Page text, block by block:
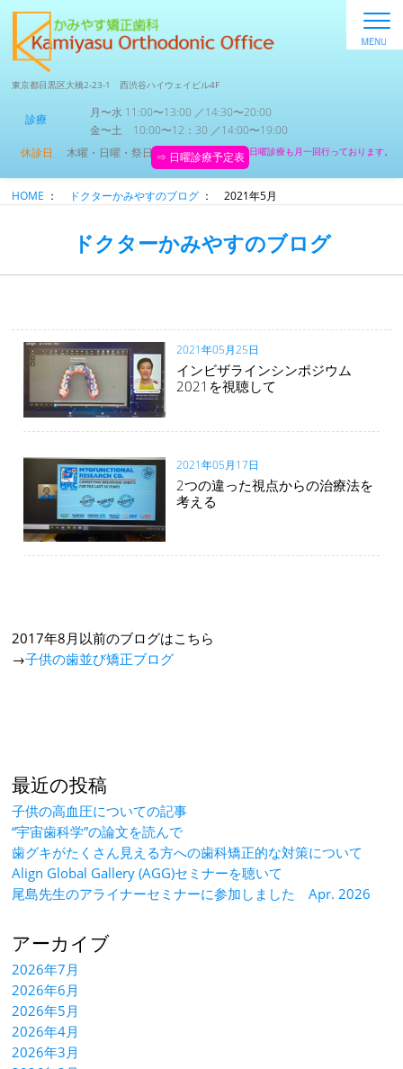
東京都目黒区大橋2-23-1 西渋谷ハイウェイビル4F
診療
月〜水 11:00〜13:00 ／14:30〜20:00
金〜土 10:00〜12：30 ／14:00〜19:00
休診日
木曜・日曜・祭日 ⇒ 日曜診療予定表 日曜診療も月一回行っております。
HOME ： ドクターかみやすのブログ ： 2021年5月
ドクターかみやすのブログ
2021年05月25日
インビザラインシンポジウム
2021を視聴して
2021年05月17日
2つの違った視点からの治療法を
考える
2017年8月以前のブログはこちら
→子供の歯並び矯正ブログ
最近の投稿
子供の高血圧についての記事
“宇宙歯科学”の論文を読んで
歯グキがたくさん見える方への歯科矯正的な対策について
Align Global Gallery (AGG)セミナーを聴いて
尾島先生のアライナーセミナーに参加しました Apr. 2026
アーカイブ
2026年7月
2026年6月
2026年5月
2026年4月
2026年3月